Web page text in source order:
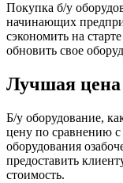
Покупка б/у
начинающих
сэкономить на
обновить свое
Лучшая цена
Б/у оборудование,
цену по сравнению
оборудования
предоставить
стоимость.